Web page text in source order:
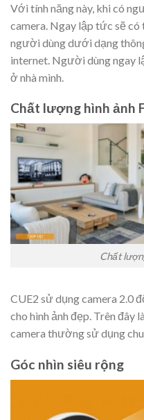
Với tính năng này, khi có
camera. Ngay lập tức sẽ
người dùng dưới dạng
internet. Người dùng ngay
ở nhà mình.
Chất lượng hình ảnh
Chất
CUE2 sử dụng camera 2.0
cho hình ảnh đẹp. Trên đây
camera thường sử dụng
Góc nhìn siêu rộng